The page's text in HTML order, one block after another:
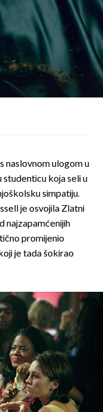
naslovnom ulogom u
koja seli u
simpatiju.
je osvojila Zlatni
najzapamćenijih
promijenio
je tada šokirao